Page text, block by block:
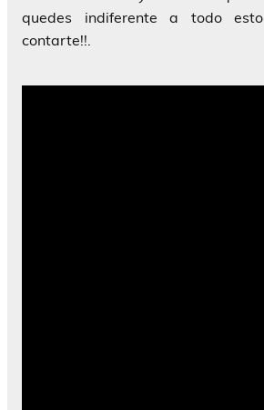
quedes indiferente a todo
contarte!!.